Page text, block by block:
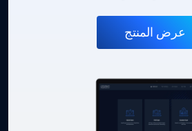
عرض المنتج